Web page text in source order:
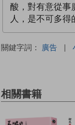
酸，對有意從事
人，是不可多得
關鍵字詞： 廣告 |
相關書籍